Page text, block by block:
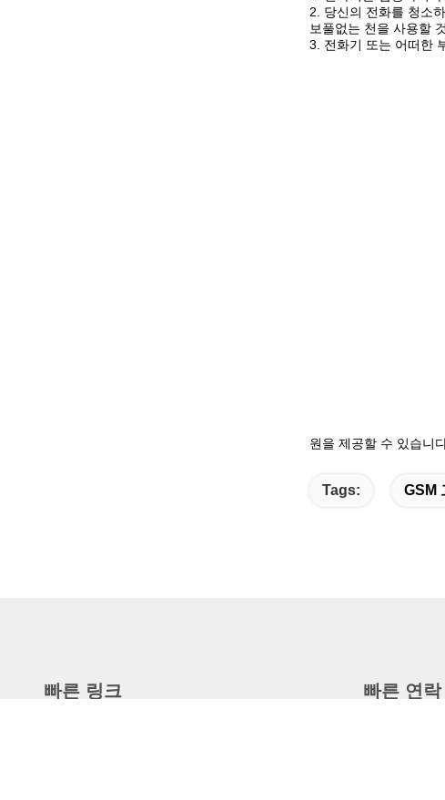
2. 당신의 전화를 청소
보풀없는 천을 사용할
3. 전화기 또는 어떠한
원을 제공할 수 있습니
Tags: GSM
빠른 링크 빠른 연락